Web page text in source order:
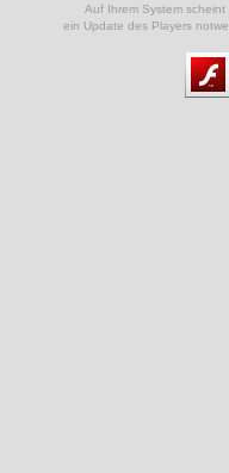
Auf Ihrem System
ein Update des Players